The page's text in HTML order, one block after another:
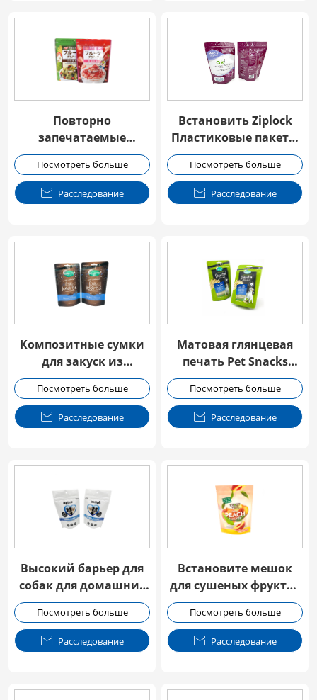
Повторно
запечатаемые
зерновые фруктовые
овсеные пакеты
Мешок
Посмотреть больше
 Расследование
Встановить Ziplock
Пластиковые пакеты
для орехов Упаковка
продуктов питания
Посмотреть больше
 Расследование
Композитные сумки
для закуск из
алюминиевой фольги
для домашних
животных
Посмотреть больше
 Расследование
Матовая глянцевая
печать Pet Snacks
Молния Мешок
Посмотреть больше
 Расследование
Высокий барьер для
собак для домашних
животных Упаковка
Ziplock Мешок
Посмотреть больше
 Расследование
Встановите мешок
для сушеных фруктов
Упаковка с Ziplock
Посмотреть больше
 Расследование